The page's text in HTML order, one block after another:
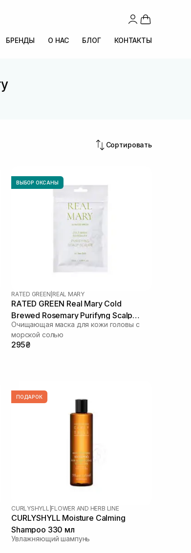
БРЕНДЫ О НАС БЛОГ КОНТАКТЫ
Сортировать
ВЫБОР ОКСАНЫ
RATED GREEN REAL MARY
RATED GREEN Real Mary Cold
Brewed Rosemary Purifyng Scalp
Scaler 50 мл
Очищающая маска для кожи головы с
морской солью
295₴
ПОДАРОК
CURLYSHYLL FLOWER AND HERB LINE
CURLYSHYLL Moisture Calming
Shampoo 330 мл
Увлажняющий шампунь